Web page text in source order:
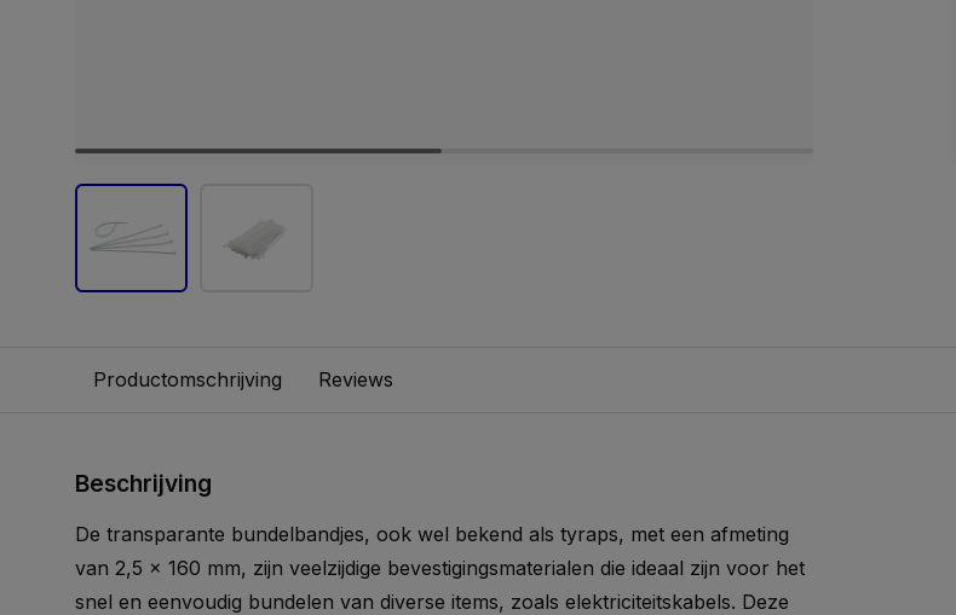
Productomschrijving Reviews
Beschrijving
De transparante bundelbandjes, ook wel bekend als tyraps, met een afmeting
van 2,5 x 160 mm, zijn veelzijdige bevestigingsmaterialen die ideaal zijn voor het
snel en eenvoudig bundelen van diverse items, zoals elektriciteitskabels. Deze